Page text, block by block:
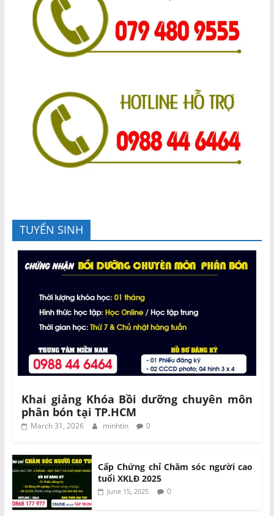
TUYỂN SINH
Khai giảng Khóa Bồi dưỡng chuyên môn
phân bón tại TP.HCM
March 31, 2026 minhtin 0
Cấp Chứng chỉ Chăm sóc người cao
tuổi XKLĐ 2025
June 15, 2025 0